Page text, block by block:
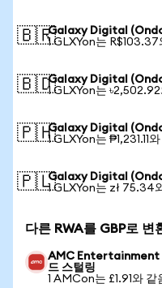
🇧🇷Galaxy Digital
1 GLXYon는 R$103.37
🇧🇩Galaxy Digital
1 GLXYon는
🇵🇭Galaxy Digital
1 GLXYon는 ₱1,231.11
🇵🇱Galaxy Digital
1 GLXYon는 zł 75.34
다른 RWA를 GBP로 변
AMC Entertainment
드 스털링
1 AMCon는 £1.91와 같